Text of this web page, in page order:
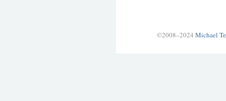
©2008–2024 Michael